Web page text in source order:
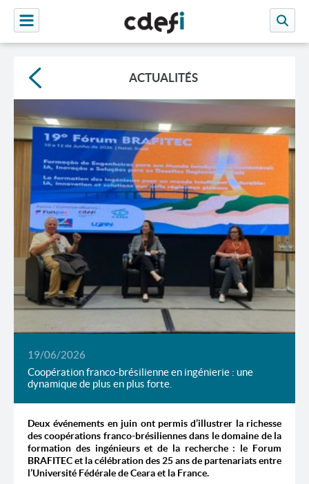
ACTUALITÉS
19/06/2026
Coopération franco-brésilienne en ingénierie : une
dynamique de plus en plus forte.
Deux événements en juin ont permis d’illustrer la richesse
des coopérations franco-brésiliennes dans le domaine de la
formation des ingénieurs et de la recherche : le Forum
BRAFITEC et la célébration des 25 ans de partenariats entre
l’Université Fédérale de Ceara et la France.